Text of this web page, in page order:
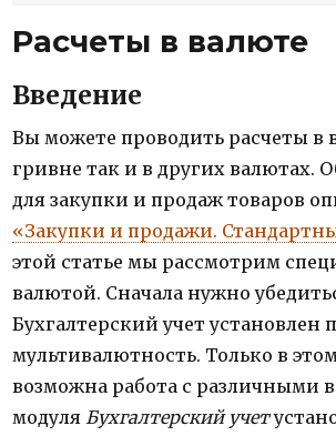
Расчеты в валюте
Введение
Вы можете проводить расчеты в
гривне так и в других валютах.
для закупки и продаж товаров
«Закупки и продажи.
этой статье мы рассмотрим
валютой. Сначала нужно
Бухгалтерский учет установлен
мультивалютность. Только в
возможна работа с различными
модуляБухгалтерский учет